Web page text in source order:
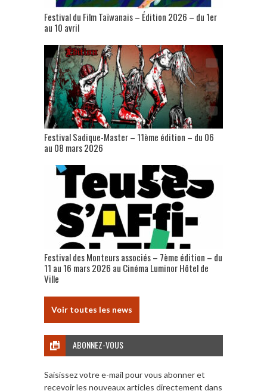
Festival du Film Taïwanais – Édition 2026 – du 1er
au 10 avril
Festival Sadique-Master – 11ème édition – du 06
au 08 mars 2026
Festival des Monteurs associés – 7ème édition – du
11 au 16 mars 2026 au Cinéma Luminor Hôtel de
Ville
Voir toutes les news
ABONNEZ-VOUS
Saisissez votre e-mail pour vous abonner et
recevoir les nouveaux articles directement dans